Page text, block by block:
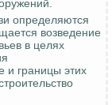
определяются
возведение
в целях
и границы этих